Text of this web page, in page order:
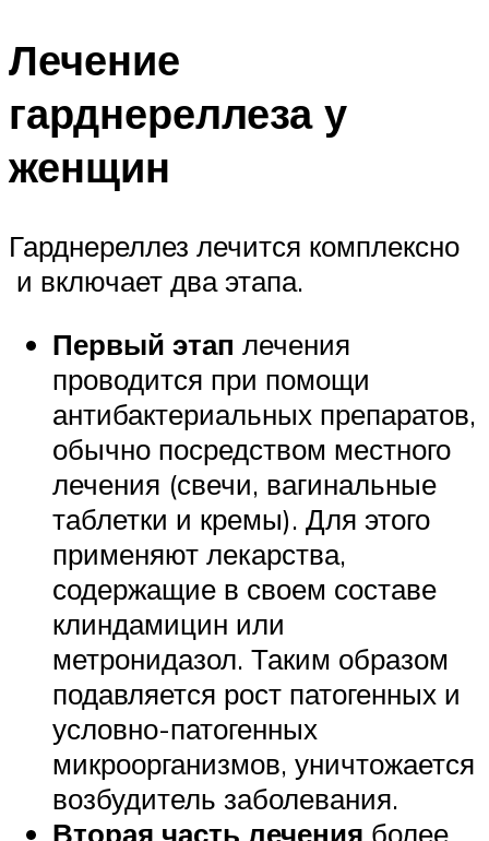
Лечение
гарднереллеза у
женщин
Гарднереллез лечится комплексно
и включает два этапа.
Первый этап лечения
проводится при помощи
антибактериальных препаратов,
обычно посредством местного
лечения (свечи, вагинальные
таблетки и кремы). Для этого
применяют лекарства,
содержащие в своем составе
клиндамицин или
метронидазол. Таким образом
подавляется рост патогенных и
условно-патогенных
микроорганизмов, уничтожается
возбудитель заболевания.
Вторая часть лечения более